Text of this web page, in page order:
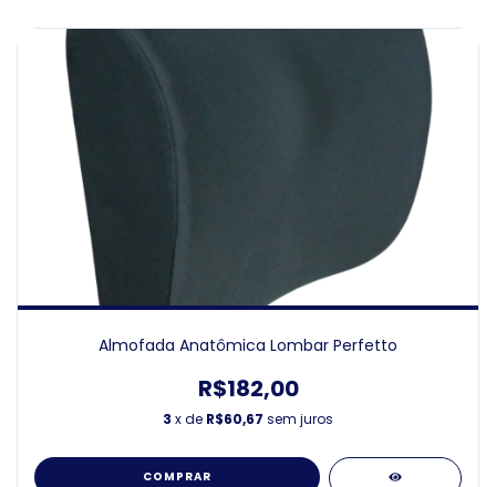
Almofada Anatômica Lombar Perfetto
R$182,00
3 x de R$60,67 sem juros
COMPRAR